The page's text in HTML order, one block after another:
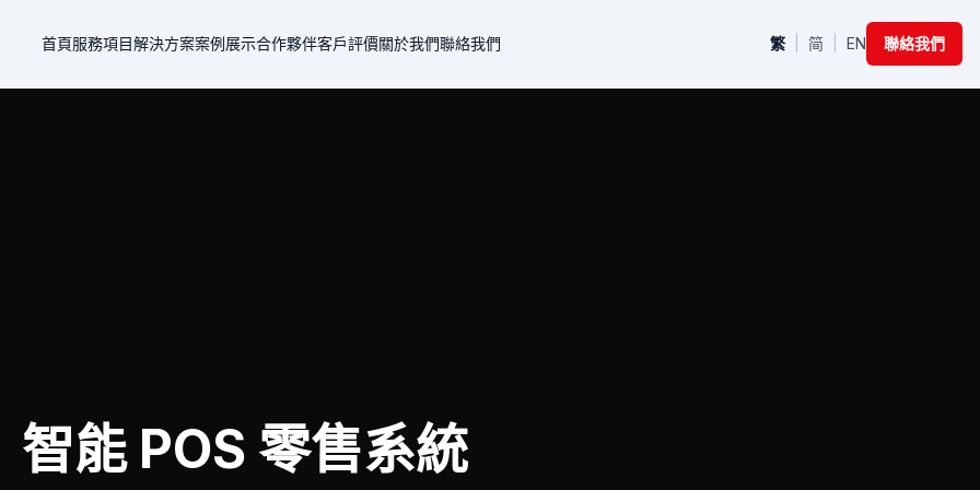
首頁服務項目解決方案案例展示合作夥伴客戶評價關於我們聯絡我們 繁 简 EN 聯絡我們
智能 POS 零售系統